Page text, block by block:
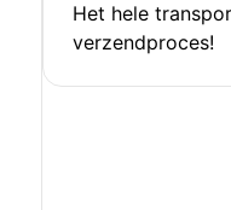
Het hele
verzendproces!